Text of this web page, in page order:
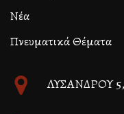
Νέα
Πνευματικά Θέματα
ΛΥΣΑΝΔΡΟΥ